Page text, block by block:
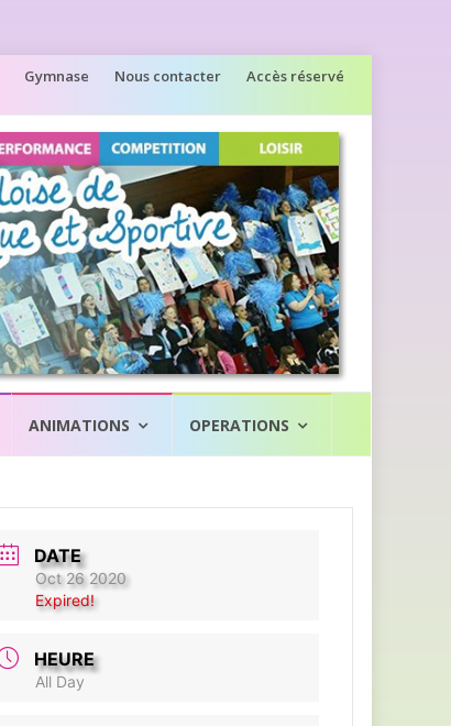
Gymnase Nous contacter Accès réservé
ANIMATIONS OPERATIONS
DATE
Oct 26 2020
Expired!
HEURE
All Day